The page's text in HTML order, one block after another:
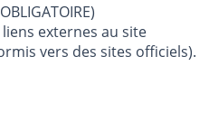
DE VOTRE MESSAGE (OBLIGATOIRE)
externes au site
vers des sites officiels).